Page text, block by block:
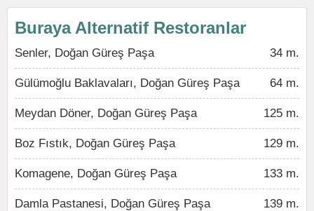
Buraya Alternatif Restoranlar
Senler, Doğan Güreş Paşa 34 m.
Gülümoğlu Baklavaları, Doğan Güreş Paşa 64 m.
Meydan Döner, Doğan Güreş Paşa 125 m.
Boz Fıstık, Doğan Güreş Paşa 129 m.
Komagene, Doğan Güreş Paşa 133 m.
Damla Pastanesi, Doğan Güreş Paşa 139 m.